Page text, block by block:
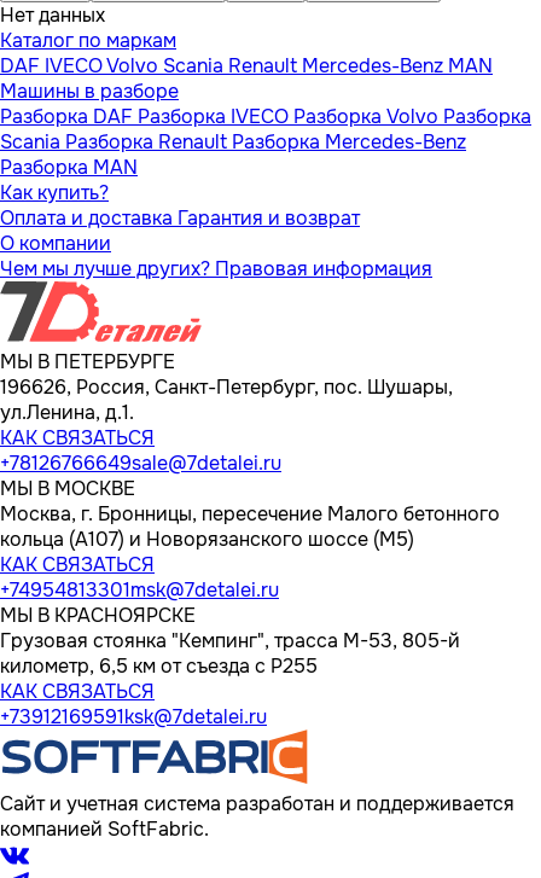
Нет данных
Каталог по маркам
DAF IVECOVolvo Scania Renault Mercedes-Benz MAN
Машины в разборе
Разборка DAF Разборка IVECO Разборка Volvo Разборка
Scania Разборка Renault Разборка Mercedes-Benz
Разборка MAN
Как купить?
Оплата и доставка Гарантия и возврат
О компании
Чем мы лучше других? Правовая информация
МЫ В ПЕТЕРБУРГЕ
196626, Россия, Санкт-Петербург, пос. Шушары,
ул.Ленина, д.1.
КАК СВЯЗАТЬСЯ
+78126766649sale@7detalei.ru
МЫ В МОСКВЕ
Москва, г. Бронницы, пересечение Малого бетонного
кольца (А107) и Новорязанского шоссе (М5)
КАК СВЯЗАТЬСЯ
+74954813301msk@7detalei.ru
МЫ В КРАСНОЯРСКЕ
Грузовая стоянка "Кемпинг", трасса M-53, 805-й
километр, 6,5 км от съезда с Р255
КАК СВЯЗАТЬСЯ
+73912169591ksk@7detalei.ru
Сайт и учетная система разработан и поддерживается
компанией SoftFabric.